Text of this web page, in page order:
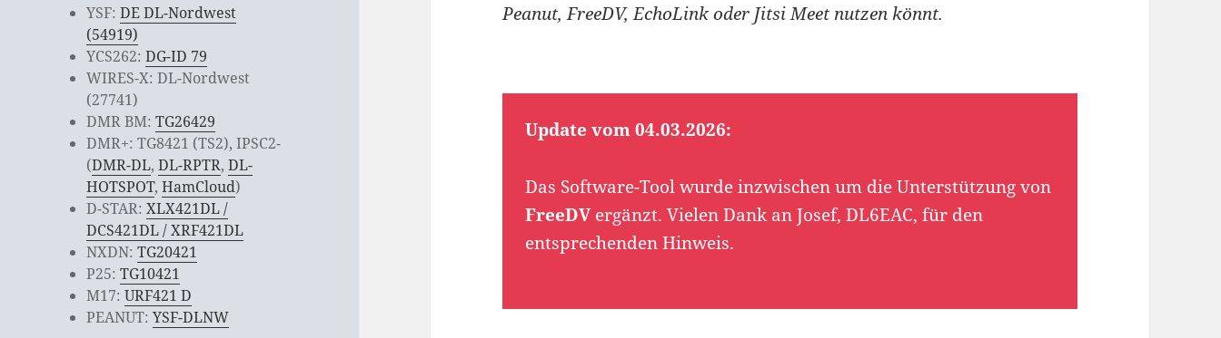
YSF:DE DL-Nordwest
(54919)
YCS262:DG-ID 79
WIRES-X: DL-Nordwest
(27741)
DMR BM:TG26429
DMR+: TG8421 (TS2), IPSC2-
(DMR-DL,DL-RPTR,DL-
HOTSPOT,HamCloud)
D-STAR:XLX421DL /
DCS421DL / XRF421DL
NXDN:TG20421
P25:TG10421
M17:URF421 D
PEANUT:YSF-DLNW
Peanut, FreeDV, EchoLink oder Jitsi Meet nutzen könnt.
Update vom 04.03.2026:
Das Software-Tool wurde inzwischen um die Unterstützung von
FreeDVergänzt. Vielen Dank an Josef, DL6EAC, für den
entsprechenden Hinweis.